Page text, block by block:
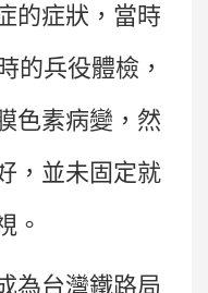
的症狀，當時
的兵役體檢，
色素病變，然
，並未固定就
。
為台灣鐵路局